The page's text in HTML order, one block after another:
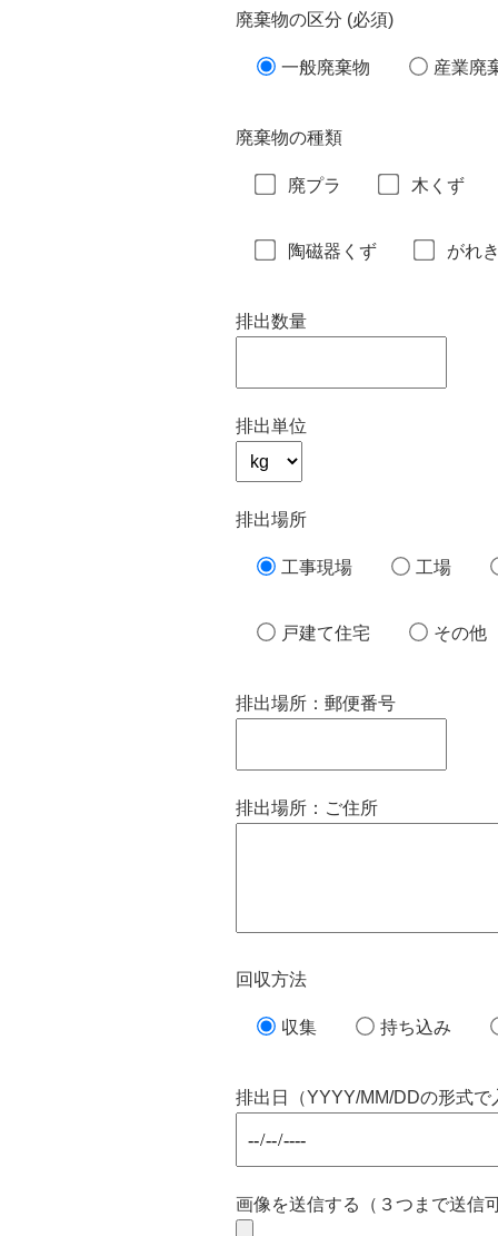
廃棄物の区分 (必須)
一般廃棄物 産業廃
廃棄物の種類
廃プラ 木くず
陶磁器くず がれ
排出数量
排出単位
排出場所
工事現場 工場
戸建て住宅 その他
排出場所：郵便番号
排出場所：ご住所
回収方法
収集 持ち込み
排出日（YYYY/MM/DDの形式
画像を送信する（３つまで送信